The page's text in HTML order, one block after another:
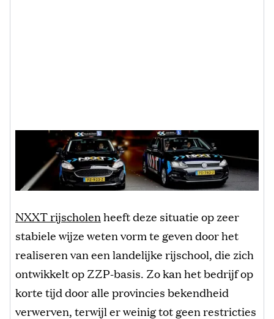
NXXT rijscholenheeft deze situatie op zeer
stabiele wijze weten vorm te geven door het
realiseren van een landelijke rijschool, die zich
ontwikkelt op ZZP-basis. Zo kan het bedrijf op
korte tijd door alle provincies bekendheid
verwerven, terwijl er weinig tot geen restricties